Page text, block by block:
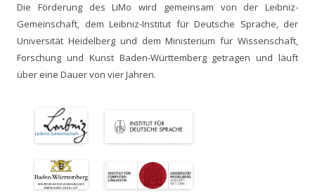
Die Förderung des LiMo wird gemeinsam von der Leibniz-
Gemeinschaft, dem Leibniz-Institut für Deutsche Sprache, der
Universität Heidelberg und dem Ministerium für Wissenschaft,
Forschung und Kunst Baden-Württemberg getragen und läuft
über eine Dauer von vier Jahren.